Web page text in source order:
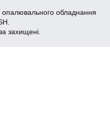
опалювального обладнання
захищені.